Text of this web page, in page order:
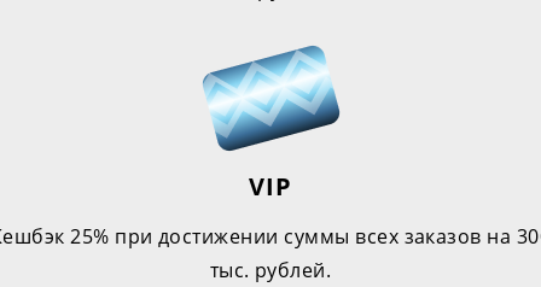
VIP
25% при достижении суммы всех заказов на
тыс. рублей.